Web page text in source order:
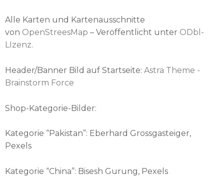
Alle Karten und Kartenausschnitte
von OpenStreesMap – Veröffentlicht unter ODbl-
LIzenz.
Header/Banner Bild auf Startseite: Astra Theme -
Brainstorm Force
Shop-Kategorie-Bilder:
Kategorie “Pakistan”: Eberhard Grossgasteiger,
Pexels
Kategorie “China”: Bisesh Gurung, Pexels